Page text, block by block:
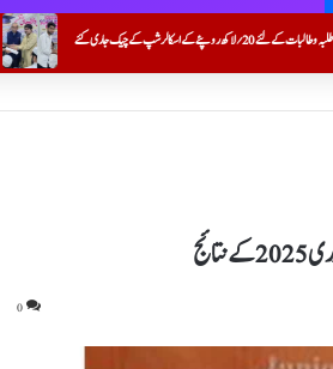
تحسین شیخ۔ مجاور کو پی ایچ ڈی کو ڈگری تفویض
0